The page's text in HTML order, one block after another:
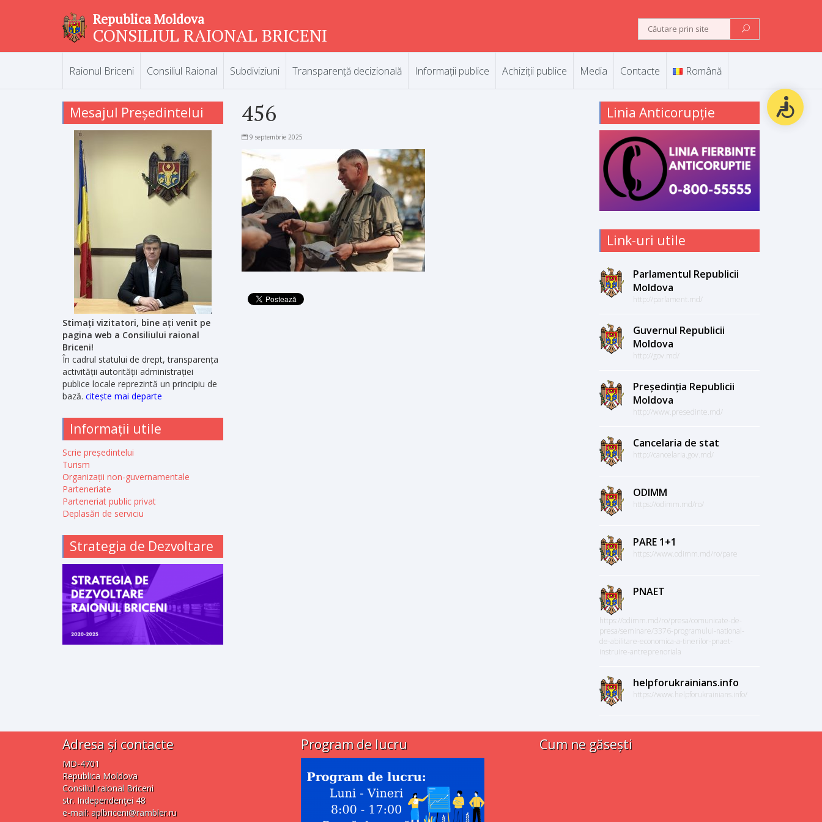
Republica Moldova
CONSILIUL RAIONAL BRICENI
Raionul Briceni Consiliul Raional Subdiviziuni Transparență decizională Informații publice Achiziții publice Media Contacte Română
Mesajul Președintelui
Stimați vizitatori, bine ați venit pe
pagina web a Consiliului raional
Briceni!
În cadrul statului de drept, transparența
activității autorității administrației
publice locale reprezintă un principiu de
bază. citește mai departe
Informații utile
Scrie președintelui
Turism
Organizații non-guvernamentale
Parteneriate
Parteneriat public privat
Deplasări de serviciu
Strategia de Dezvoltare
456
9 septembrie 2025
Linia Anticorupție
Link-uri utile
Parlamentul Republicii
Moldova
http://parlament.md/
Guvernul Republicii
Moldova
http://gov.md/
Președinția Republicii
Moldova
http://www.presedinte.md/
Cancelaria de stat
http://cancelaria.gov.md/
ODIMM
https://odimm.md/ro/
PARE 1+1
https://www.odimm.md/ro/pare
PNAET
https://odimm.md/ro/presa/comunicate-de-
presa/seminare/3376-programului-national-
de-abilitare-economica-a-tinerilor-pnaet-
instruire-antreprenoriala
helpforukrainians.info
https://www.helpforukrainians.info/
Adresa și contacte
MD-4701
Republica Moldova
Consiliul raional Briceni
str. Independenţei 48
e-mail: aplbriceni@rambler.ru
Program de lucru Cum ne găsești